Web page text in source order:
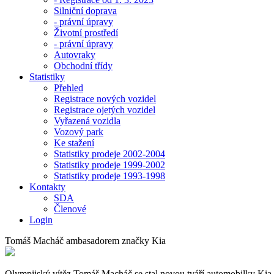
Silniční doprava
- právní úpravy
Životní prostředí
- právní úpravy
Autovraky
Obchodní třídy
Statistiky
Přehled
Registrace nových vozidel
Registrace ojetých vozidel
Vyřazená vozidla
Vozový park
Ke stažení
Statistiky prodeje 2002-2004
Statistiky prodeje 1999-2002
Statistiky prodeje 1993-1998
Kontakty
SDA
Členové
Login
Tomáš Macháč ambasadorem značky Kia